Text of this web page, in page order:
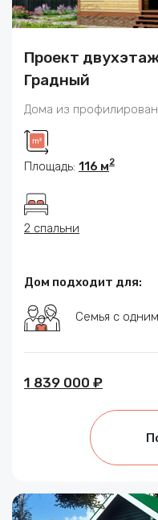
Проект
Градный
Дома из
Площадь: 116 м2
2 спальни
Дом подходит для:
Семья с
1 839 000 ₽